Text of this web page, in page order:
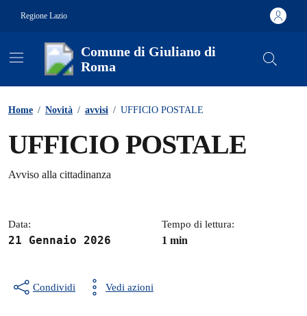
Regione Lazio
Comune di Giuliano di
Roma
Home / Novità / avvisi / UFFICIO POSTALE
UFFICIO POSTALE
Dettagli della notizia
Avviso alla cittadinanza
Data:
21 Gennaio 2026
Tempo di lettura:
1 min
Condividi Vedi azioni